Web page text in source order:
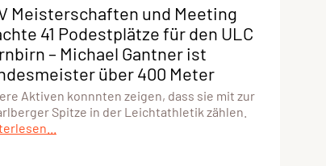
Meisterschaften und Meeting
41 Podestplätze für den ULC
– Michael Gantner ist
über 400 Meter
Aktiven konnnten zeigen, dass sie mit zur
Spitze in der Leichtathletik zählen.